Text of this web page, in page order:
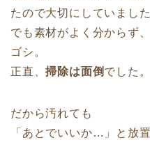
たので大切にしていました
でも素材がよく分からず
ゴシ。
正直、掃除は面倒でした。
だから汚れても
「あとでいいか…」と放